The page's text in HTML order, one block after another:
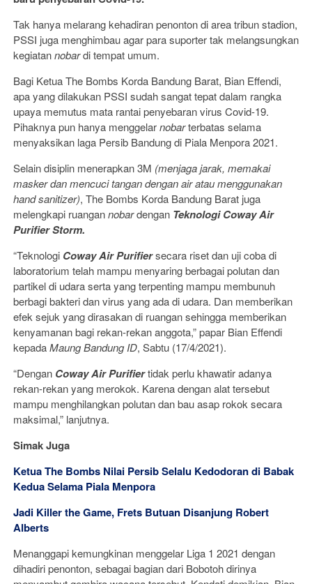
Tak hanya melarang kehadiran penonton di area tribun stadion,
PSSI juga menghimbau agar para suporter tak melangsungkan
kegiatannobardi tempat umum.
Bagi Ketua The Bombs Korda Bandung Barat, Bian Effendi,
apa yang dilakukan PSSI sudah sangat tepat dalam rangka
upaya memutus mata rantai penyebaran virus Covid-19.
Pihaknya pun hanya menggelarnobarterbatas selama
menyaksikan laga Persib Bandung di Piala Menpora 2021.
Selain disiplin menerapkan 3M (menjaga jarak, memakai
masker dan mencuci tangan dengan air atau menggunakan
hand sanitizer), The Bombs Korda Bandung Barat juga
melengkapi ruangannobardengan Teknologi Coway Air
Purifier Storm.
“Teknologi Coway Air Purifiersecara riset dan uji coba di
laboratorium telah mampu menyaring berbagai polutan dan
partikel di udara serta yang terpenting mampu membunuh
berbagi bakteri dan virus yang ada di udara. Dan memberikan
efek sejuk yang dirasakan di ruangan sehingga memberikan
kenyamanan bagi rekan-rekan anggota,” papar Bian Effendi
kepadaMaung Bandung ID, Sabtu (17/4/2021).
“Dengan Coway Air Purifiertidak perlu khawatir adanya
rekan-rekan yang merokok. Karena dengan alat tersebut
mampu menghilangkan polutan dan bau asap rokok secara
maksimal,” lanjutnya.
Simak Juga
Ketua The Bombs Nilai Persib Selalu Kedodoran di Babak
Kedua Selama Piala Menpora
Jadi Killer the Game, Frets Butuan Disanjung Robert
Alberts
Menanggapi kemungkinan menggelar Liga 1 2021 dengan
dihadiri penonton, sebagai bagian dari Bobotoh dirinya